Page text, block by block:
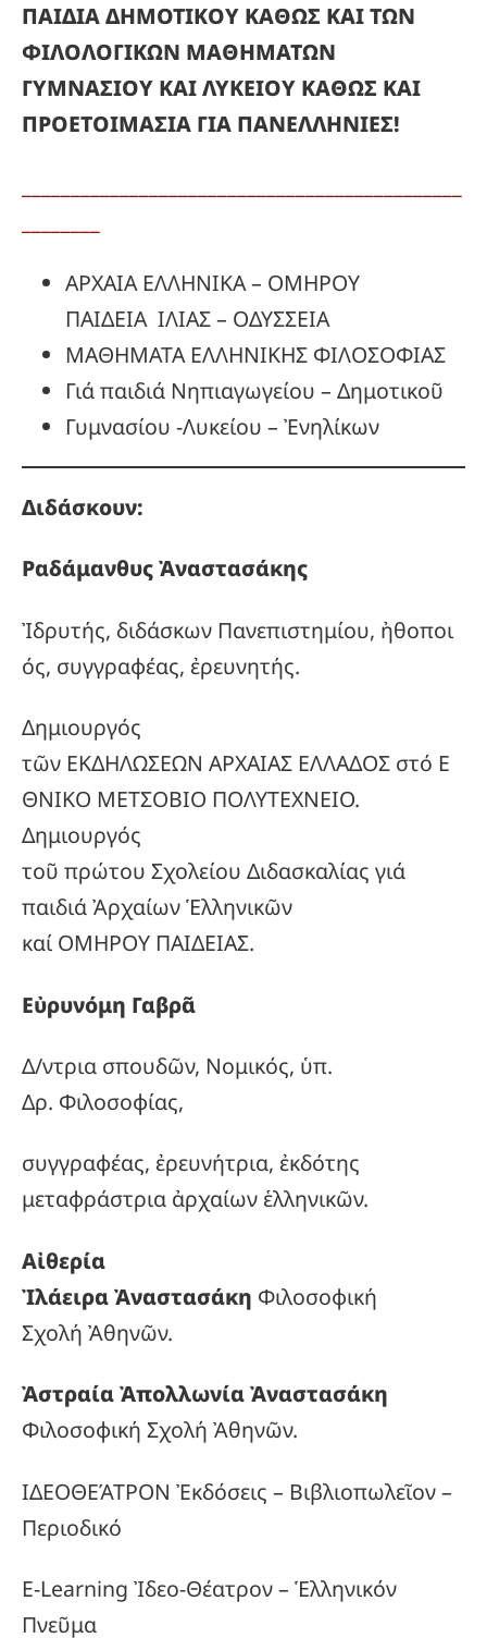
ΠΑΙΔΙΑ ΔΗΜΟΤΙΚΟΥ ΚΑΘΩΣ ΚΑΙ ΤΩΝ
ΦΙΛΟΛΟΓΙΚΩΝ ΜΑΘΗΜΑΤΩΝ
ΓΥΜΝΑΣΙΟΥ ΚΑΙ ΛΥΚΕΙΟΥ ΚΑΘΩΣ ΚΑΙ
ΠΡΟΕΤΟΙΜΑΣΙΑ ΓΙΑ ΠΑΝΕΛΛΗΝΙΕΣ!
ΑΡΧΑΙΑ ΕΛΛΗΝΙΚΑ – ΟΜΗΡΟΥ
ΠΑΙΔΕΙΑ ΙΛΙΑΣ – ΟΔΥΣΣΕΙΑ
ΜΑΘΗΜΑΤΑ ΕΛΛΗΝΙΚΗΣ ΦΙΛΟΣΟΦΙΑΣ
Γιά παιδιά Νηπιαγωγείου – Δημοτικοῦ
Γυμνασίου -Λυκείου – Ἐνηλίκων
Διδάσκουν:
ΡαδάμανθυςἈναστασάκης
Ἰδρυτής, διδάσκων Πανεπιστημίου, ἠθοποι
ός, συγγραφέας, ἐρευνητής.
Δημιουργός
τῶν ΕΚΔΗΛΩΣΕΩΝ ΑΡΧΑΙΑΣ ΕΛΛΑΔΟΣ στό Ε
ΘΝΙΚΟ ΜΕΤΣΟΒΙΟ ΠΟΛΥΤΕΧΝΕΙΟ.
Δημιουργός
τοῦ πρώτου Σχολείου Διδασκαλίας γιά
παιδιά Ἀρχαίων Ἑλληνικῶν
καί ΟΜΗΡΟΥ ΠΑΙΔΕΙΑΣ.
Εὐρυνόμη Γαβρᾶ
Δ/ντρια σπουδῶν, Νομικός, ὑπ.
Δρ. Φιλοσοφίας,
συγγραφέας, ἐρευνήτρια, ἐκδότης
μεταφράστρια ἀρχαίων ἑλληνικῶν.
Αἰθερία
Ἰλάειρα Ἀναστασάκη Φιλοσοφική
Σχολή Ἀθηνῶν.
Ἀστραία Ἀπολλωνία Ἀναστασάκη
Φιλοσοφική Σχολή Ἀθηνῶν.
ΙΔΕΟΘΕΆΤΡΟΝ Ἐκδόσεις – Βιβλιοπωλεῖον –
Περιοδικό
E-Learning Ἰδεο-Θέατρον – Ἑλληνικόν
Πνεῦμα